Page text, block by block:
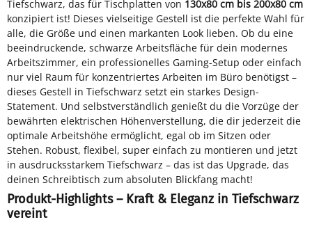
Tiefschwarz, das für Tischplatten von 130x80 cm bis 200x80 cm
konzipiert ist! Dieses vielseitige Gestell ist die perfekte Wahl für
alle, die Größe und einen markanten Look lieben. Ob du eine
beeindruckende, schwarze Arbeitsfläche für dein modernes
Arbeitszimmer, ein professionelles Gaming-Setup oder einfach
nur viel Raum für konzentriertes Arbeiten im Büro benötigst –
dieses Gestell in Tiefschwarz setzt ein starkes Design-
Statement. Und selbstverständlich genießt du die Vorzüge der
bewährten elektrischen Höhenverstellung, die dir jederzeit die
optimale Arbeitshöhe ermöglicht, egal ob im Sitzen oder
Stehen. Robust, flexibel, super einfach zu montieren und jetzt
in ausdrucksstarkem Tiefschwarz – das ist das Upgrade, das
deinen Schreibtisch zum absoluten Blickfang macht!
Produkt-Highlights – Kraft & Eleganz in Tiefschwarz
vereint